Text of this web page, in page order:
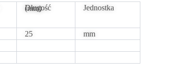
Długość (mm) Jednostka
25 mm